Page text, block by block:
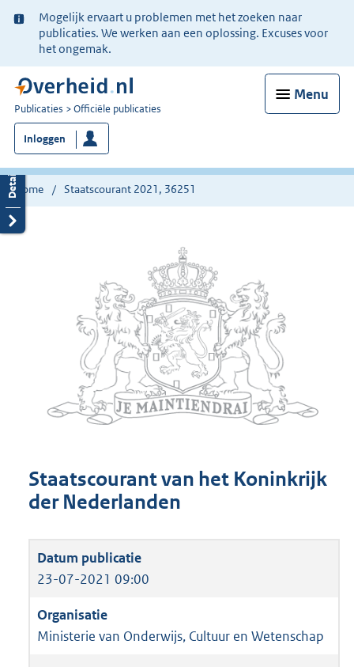
Ter
informatie:
Mogelijk ervaart u problemen met het zoeken naar
publicaties. We werken aan een oplossing. Excuses voor
het ongemak.
Menu
U
bent
nu
hier:
Publicaties Officiële publicaties
Inloggen
Home Staatscourant 2021, 36251
Staatscourant van het Koninkrijk
der Nederlanden
23-07-2021 09:00
Ministerie van Onderwijs, Cultuur en Wetenschap